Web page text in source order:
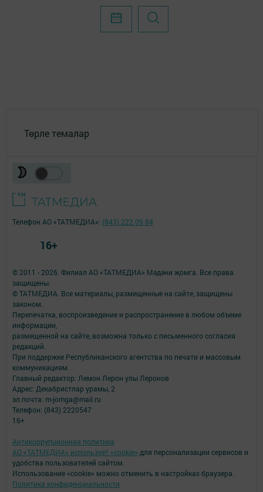
Төрле темалар
© 2011 - 2026. Филиал АО «ТАТМЕДИА» Мәдәни җомга. Все права
защищены.
© ТАТМЕДИА. Все материалы, размещенные на сайте, защищены
законом.
Перепечатка, воспроизведение и распространение в любом объеме
информации,
размещенной на сайте, возможна только с письменного согласия
редакций.
При поддержке Республиканского агентства по печати и массовым
коммуникациям.
Главный редактор: Лемон Лерон улы Леронов
Адрес: Декабристлар урамы, 2
эл.почта: m-jomga@mail.ru
Телефон: (843) 2220547
16+
Антикоррупционная политика
АО «ТАТМЕДИА» использует «cookie» для персонализации сервисов и
удобства пользователей сайтом.
Использование «cookie» можно отменить в настройках браузера.
Политика конфиденциальности
Телефон АО «ТАТМЕДИА»: (843) 222 09 84
16+